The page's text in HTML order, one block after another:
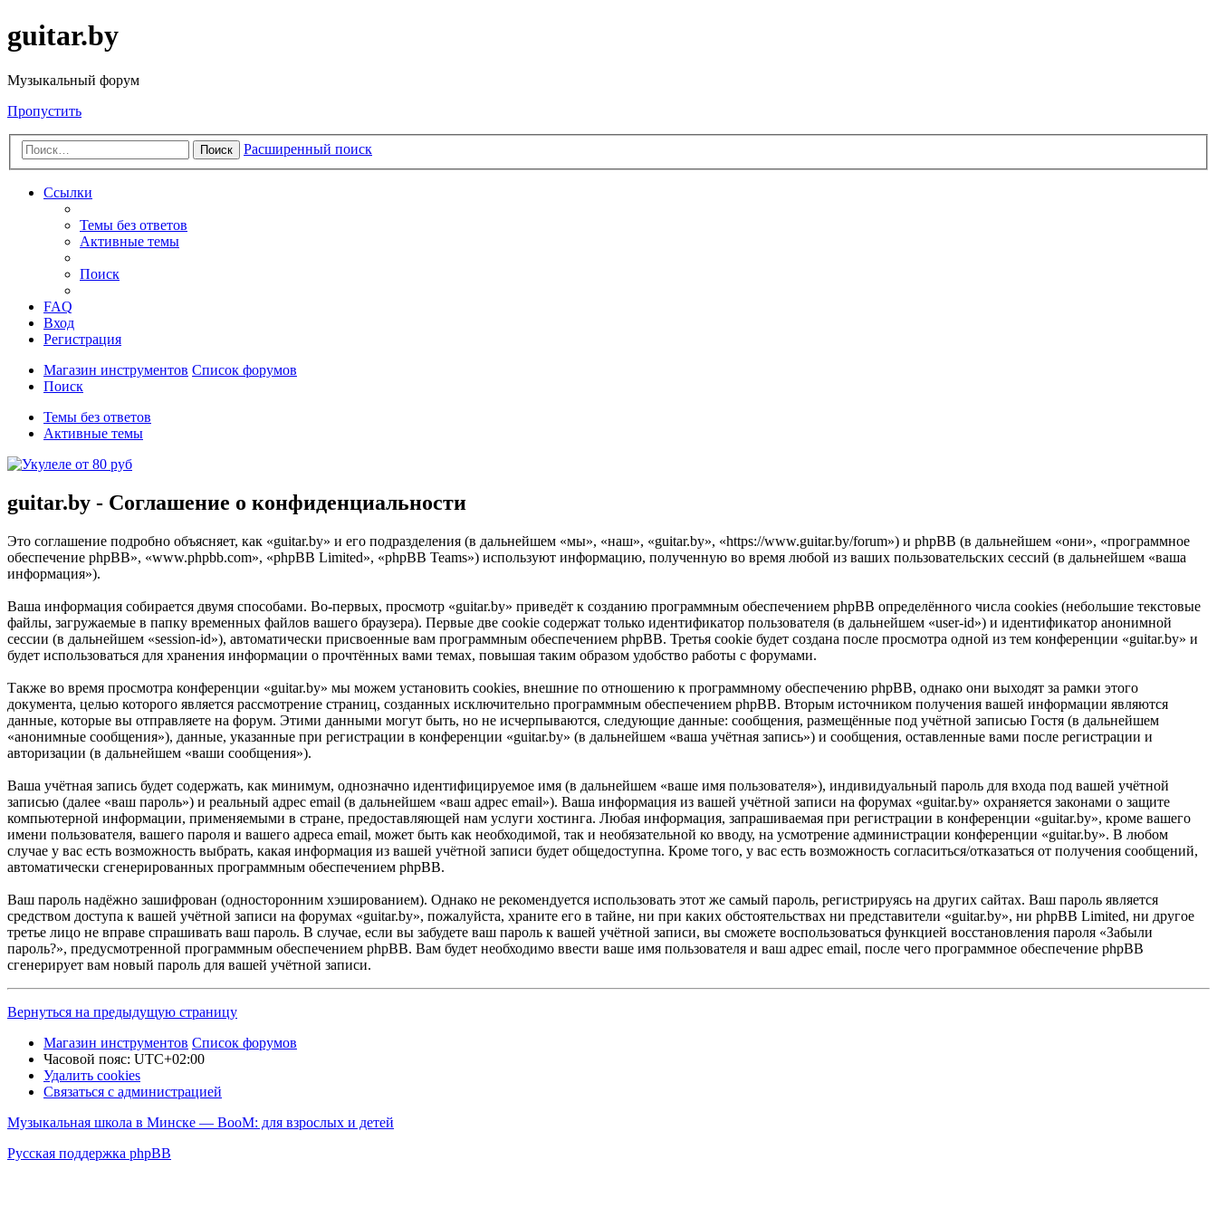
guitar.by
Музыкальный форум
Пропустить
Поиск Расширенный поиск
Ссылки
Темы без ответов
Активные темы
Поиск
FAQ
Вход
Регистрация
Магазин инструментов Список форумов
Поиск
Темы без ответов
Активные темы
guitar.by - Соглашение о конфиденциальности
Это соглашение подробно объясняет, как «guitar.by» и его подразделения (в дальнейшем «мы», «наш», «guitar.by», «https://www.guitar.by/forum») и phpBB (в дальнейшем «они», «программное
обеспечение phpBB», «www.phpbb.com», «phpBB Limited», «phpBB Teams») используют информацию, полученную во время любой из ваших пользовательских сессий (в дальнейшем «ваша
информация»).
Ваша информация собирается двумя способами. Во-первых, просмотр «guitar.by» приведёт к созданию программным обеспечением phpBB определённого числа cookies (небольшие текстовые
файлы, загружаемые в папку временных файлов вашего браузера). Первые две cookie содержат только идентификатор пользователя (в дальнейшем «user-id») и идентификатор анонимной
сессии (в дальнейшем «session-id»), автоматически присвоенные вам программным обеспечением phpBB. Третья cookie будет создана после просмотра одной из тем конференции «guitar.by» и
будет использоваться для хранения информации о прочтённых вами темах, повышая таким образом удобство работы с форумами.
Также во время просмотра конференции «guitar.by» мы можем установить cookies, внешние по отношению к программному обеспечению phpBB, однако они выходят за рамки этого
документа, целью которого является рассмотрение страниц, созданных исключительно программным обеспечением phpBB. Вторым источником получения вашей информации являются
данные, которые вы отправляете на форум. Этими данными могут быть, но не исчерпываются, следующие данные: сообщения, размещённые под учётной записью Гостя (в дальнейшем
«анонимные сообщения»), данные, указанные при регистрации в конференции «guitar.by» (в дальнейшем «ваша учётная запись») и сообщения, оставленные вами после регистрации и
авторизации (в дальнейшем «ваши сообщения»).
Ваша учётная запись будет содержать, как минимум, однозначно идентифицируемое имя (в дальнейшем «ваше имя пользователя»), индивидуальный пароль для входа под вашей учётной
записью (далее «ваш пароль») и реальный адрес email (в дальнейшем «ваш адрес email»). Ваша информация из вашей учётной записи на форумах «guitar.by» охраняется законами о защите
компьютерной информации, применяемыми в стране, предоставляющей нам услуги хостинга. Любая информация, запрашиваемая при регистрации в конференции «guitar.by», кроме вашего
имени пользователя, вашего пароля и вашего адреса email, может быть как необходимой, так и необязательной ко вводу, на усмотрение администрации конференции «guitar.by». В любом
случае у вас есть возможность выбрать, какая информация из вашей учётной записи будет общедоступна. Кроме того, у вас есть возможность согласиться/отказаться от получения сообщений,
автоматически сгенерированных программным обеспечением phpBB.
Ваш пароль надёжно зашифрован (односторонним хэшированием). Однако не рекомендуется использовать этот же самый пароль, регистрируясь на других сайтах. Ваш пароль является
средством доступа к вашей учётной записи на форумах «guitar.by», пожалуйста, храните его в тайне, ни при каких обстоятельствах ни представители «guitar.by», ни phpBB Limited, ни другое
третье лицо не вправе спрашивать ваш пароль. В случае, если вы забудете ваш пароль к вашей учётной записи, вы сможете воспользоваться функцией восстановления пароля «Забыли
пароль?», предусмотренной программным обеспечением phpBB. Вам будет необходимо ввести ваше имя пользователя и ваш адрес email, после чего программное обеспечение phpBB
сгенерирует вам новый пароль для вашей учётной записи.
Вернуться на предыдущую страницу
Магазин инструментов Список форумов
Часовой пояс: UTC+02:00
Удалить cookies
Связаться с администрацией
Музыкальная школа в Минске — BooM: для взрослых и детей
Русская поддержка phpBB